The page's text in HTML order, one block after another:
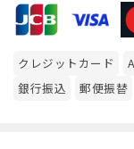
クレジットカード
銀行振込
郵便振替